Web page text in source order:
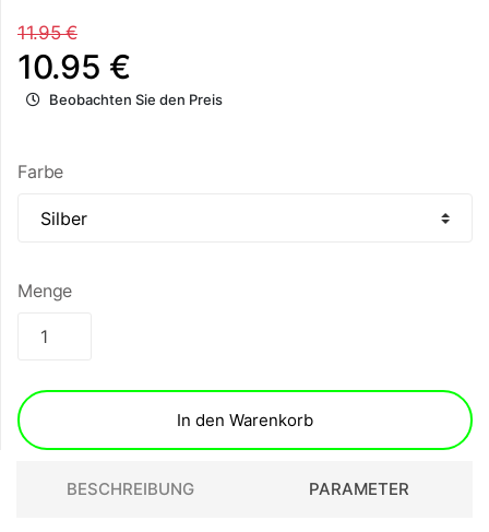
11.95 €
10.95 €
Beobachten Sie den Preis
Farbe
Menge
In den Warenkorb
BESCHREIBUNG PARAMETER